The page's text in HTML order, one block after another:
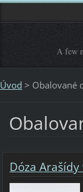
A few
Úvod > Obalované
Dóza